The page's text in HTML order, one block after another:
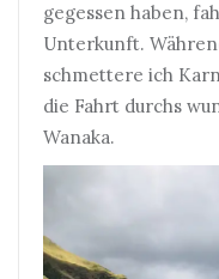
gegessen haben,
Unterkunft.
schmettere ich
die Fahrt durchs
Wanaka.